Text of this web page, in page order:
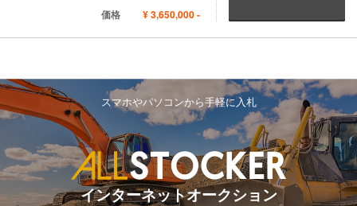
価格 ¥3,650,000-
スマホやパソコンから手軽に入札
インターネットオークション